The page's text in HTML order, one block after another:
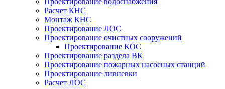
Проектирование водоснабжения
Расчет КНС
Монтаж КНС
Проектирование ЛОС
Проектирование очистных сооружений
Проектирование КОС
Проектирование раздела ВК
Проектирование пожарных насосных станций
Проектирование ливневки
Расчет ЛОС